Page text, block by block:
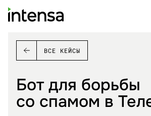
ВСЕ КЕЙСЫ
Бот для борьбы
со спамом в